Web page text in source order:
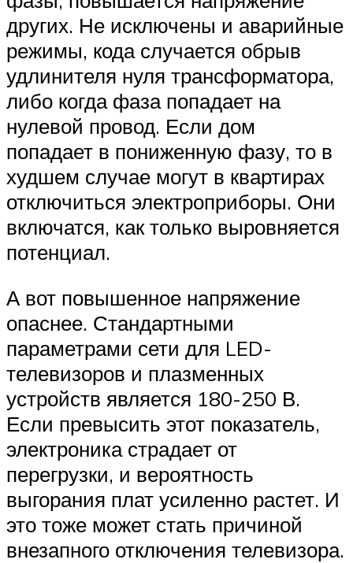
других. Не исключены и аварийные
режимы, кода случается обрыв
удлинителя нуля трансформатора,
либо когда фаза попадает на
нулевой провод. Если дом
попадает в пониженную фазу, то в
худшем случае могут в квартирах
отключиться электроприборы. Они
включатся, как только выровняется
потенциал.
А вот повышенное напряжение
опаснее. Стандартными
параметрами сети для LED-
телевизоров и плазменных
устройств является 180-250 В.
Если превысить этот показатель,
электроника страдает от
перегрузки, и вероятность
выгорания плат усиленно растет. И
это тоже может стать причиной
внезапного отключения телевизора.